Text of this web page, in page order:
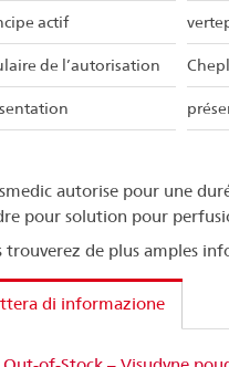
actif
de l’autorisation
autorise pour une
pour solution pour
trouverez de plus amples
di informazione